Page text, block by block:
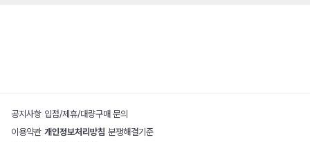
공지사항 입점/제휴/대량구매 문의
이용약관 개인정보처리방침 분쟁해결기준